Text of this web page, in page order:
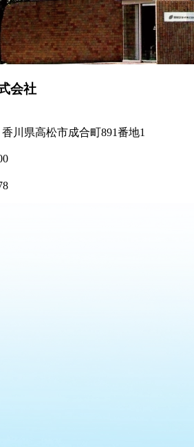
会社
香川県高松市成合町891番地1